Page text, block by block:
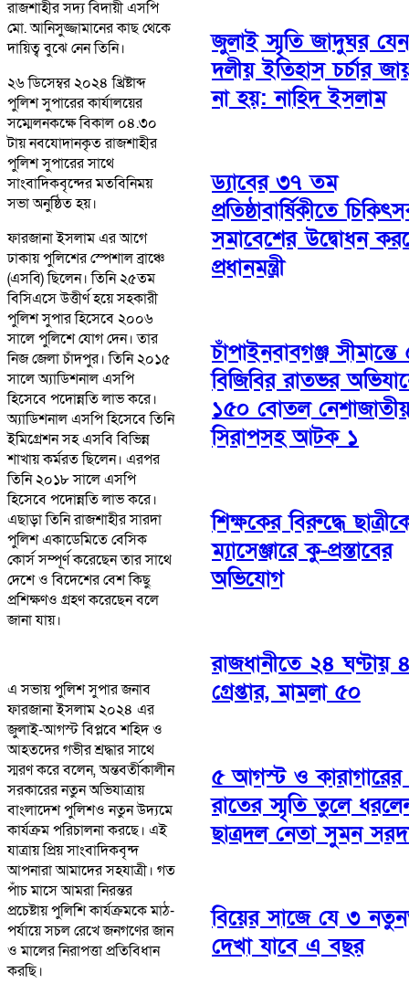
রাজশাহীর সদ্য বিদায়ী এসপি
মো. আনিসুজ্জামানের কাছ থেকে
দায়িত্ব বুঝে নেন তিনি।
২৬ ডিসেম্বর ২০২৪ খ্রিষ্টাব্দ
পুলিশ সুপারের কার্যালয়ের
সম্মেলনকক্ষে বিকাল ০৪.৩০
টায় নবযোদানকৃত রাজশাহীর
পুলিশ সুপারের সাথে
সাংবাদিকবৃন্দের মতবিনিময়
সভা অনুষ্ঠিত হয়।
ফারজানা ইসলাম এর আগে
ঢাকায় পুলিশের স্পেশাল ব্রাঞ্চে
(এসবি) ছিলেন। তিনি ২৫তম
বিসিএসে উত্তীর্ণ হয়ে সহকারী
পুলিশ সুপার হিসেবে ২০০৬
সালে পুলিশে যোগ দেন। তার
নিজ জেলা চাঁদপুর। তিনি ২০১৫
সালে অ্যাডিশনাল এসপি
হিসেবে পদোন্নতি লাভ করে।
অ্যাডিশনাল এসপি হিসেবে তিনি
ইমিগ্রেশন সহ এসবি বিভিন্ন
শাখায় কর্মরত ছিলেন। এরপর
তিনি ২০১৮ সালে এসপি
হিসেবে পদোন্নতি লাভ করে।
এছাড়া তিনি রাজশাহীর সারদা
পুলিশ একাডেমিতে বেসিক
কোর্স সম্পূর্ণ করেছেন তার সাথে
দেশে ও বিদেশের বেশ কিছু
প্রশিক্ষণও গ্রহণ করেছেন বলে
জানা যায়।
এ সভায় পুলিশ সুপার জনাব
ফারজানা ইসলাম ২০২৪ এর
জুলাই-আগস্ট বিপ্লবে শহিদ ও
আহতদের গভীর শ্রদ্ধার সাথে
স্মরণ করে বলেন, অন্তবর্তীকালীন
সরকারের নতুন অভিযাত্রায়
বাংলাদেশ পুলিশও নতুন উদ্যমে
কার্যক্রম পরিচালনা করছে। এই
যাত্রায় প্রিয় সাংবাদিকবৃন্দ
আপনারা আমাদের সহযাত্রী। গত
পাঁচ মাসে আমরা নিরন্তর
প্রচেষ্টায় পুলিশি কার্যক্রমকে মাঠ-
পর্যায়ে সচল রেখে জনগণের জান
ও মালের নিরাপত্তা প্রতিবিধান
করছি।
জুলাই স্মৃতি জাদুঘর যেন
দলীয় ইতিহাস চর্চার
না হয়: নাহিদ ইসলাম
ড্যাবের ৩৭ তম
প্রতিষ্ঠাবার্ষিকীতে
সমাবেশের উদ্বোধন
প্রধানমন্ত্রী
চাঁপাইনবাবগঞ্জ
বিজিবির রাতভর
১৫০ বোতল
সিরাপসহ আটক ১
শিক্ষকের বিরুদ্ধে
ম্যাসেঞ্জারে কু-প্রস্তাবের
অভিযোগ
রাজধানীতে ২৪ ঘণ্টায়
গ্রেপ্তার, মামলা ৫০
৫ আগস্ট ও কারাগারের
রাতের স্মৃতি তুলে
ছাত্রদল নেতা সুমন
বিয়ের সাজে যে ৩
দেখা যাবে এ বছর